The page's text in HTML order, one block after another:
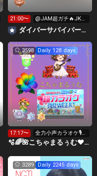
21:00〜
@JAM超ガチ🔥JK弁
当作り！
‪ダイバーサバイバー【公式】
3598 Daily 128 days
17:17〜
全力小声カラオケ🎙️1
wで333曲目標✨️🎶
🫧🌈🌺こちゃまるぅむ❤☀️🪕育児中️🪄7周年🫧
3289 Daily 2245 days